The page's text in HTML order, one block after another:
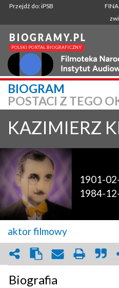
Przejdź do: iPSB
FINA
BIOGRAM
POSTACI Z TEGO
KAZIMIERZ
1901-
1984-
aktor filmowy
Biografia